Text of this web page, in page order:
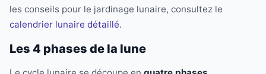
les conseils pour le jardinage lunaire, consultez le
calendrier lunaire détaillé.
Les 4 phases de la lune